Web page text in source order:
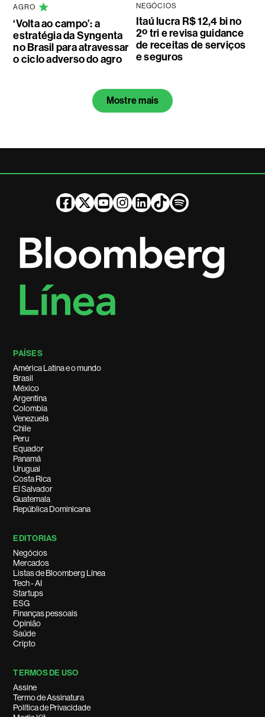
AGRO
‘Volta ao campo’: a
estratégia da Syngenta
no Brasil para atravessar
o ciclo adverso do agro
NEGÓCIOS
Itaú lucra R$ 12,4 bi no
2º tri e revisa guidance
de receitas de serviços
e seguros
Mostre mais
PAÍSES
América Latina e o mundo
Brasil
México
Argentina
Colombia
Venezuela
Chile
Peru
Equador
Panamá
Uruguai
Costa Rica
El Salvador
Guatemala
República Dominicana
EDITORIAS
Negócios
Mercados
Listas de Bloomberg Línea
Tech - AI
Startups
ESG
Finanças pessoais
Opinião
Saúde
Cripto
TERMOS DE USO
Assine
Termo de Assinatura
Política de Privacidade